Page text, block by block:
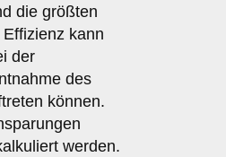
die größten
kann
der
des
können.
werden.